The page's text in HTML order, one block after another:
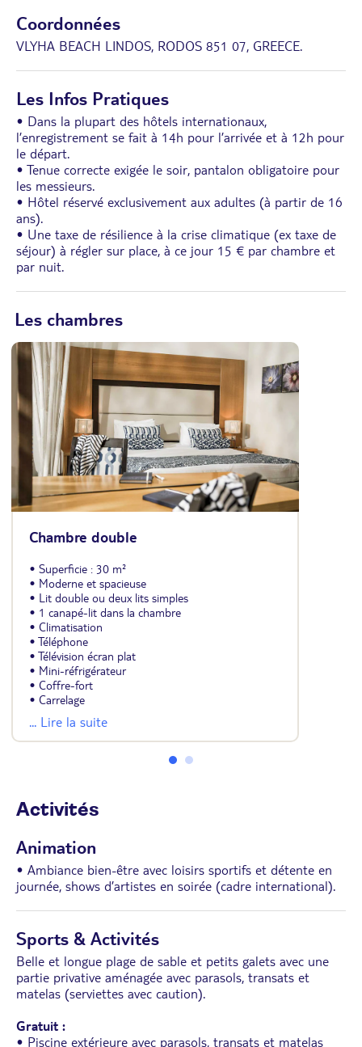
Coordonnées
VLYHA BEACH LINDOS, RODOS 851 07, GREECE.
Les Infos Pratiques
• Dans la plupart des hôtels internationaux,
l’enregistrement se fait à 14h pour l’arrivée et à 12h pour
le départ.
• Tenue correcte exigée le soir, pantalon obligatoire pour
les messieurs.
• Hôtel réservé exclusivement aux adultes (à partir de 16
ans).
• Une taxe de résilience à la crise climatique (ex taxe de
séjour) à régler sur place, à ce jour 15 € par chambre et
par nuit.
Les chambres
Chambre double
• Superficie : 30 m²
• Moderne et spacieuse
• Lit double ou deux lits simples
• 1 canapé-lit dans la chambre
• Climatisation
• Téléphone
• Télévision écran plat
• Mini-réfrigérateur
• Coffre-fort
• Carrelage
• Salle de bains avec bagnoire
• Sèche-cheveux
• Peignoirs et chaussons
... Lire la suite
Activités
Animation
• Ambiance bien-être avec loisirs sportifs et détente en
journée, shows d’artistes en soirée (cadre international).
Sports & Activités
Belle et longue plage de sable et petits galets avec une
partie privative aménagée avec parasols, transats et
matelas (serviettes avec caution).
Gratuit :
• Piscine extérieure avec parasols, transats et matelas